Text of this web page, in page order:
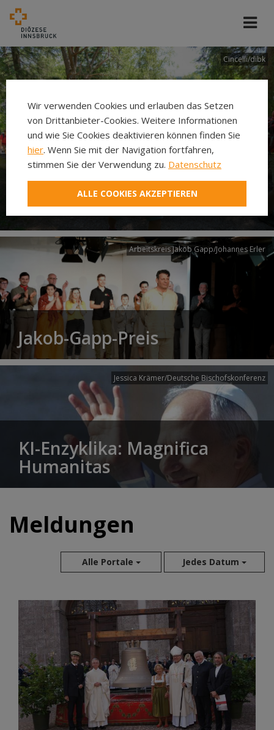
Cincelli/dibk
Neuer Pilgerweg Via
Laudato si’
Arbeitskreis Jakob Gapp/Johannes Erler
Jakob-Gapp-Preis
Jessica Krämer/Deutsche Bischofskonferenz
KI-Enzyklika: Magnifica
Humanitas
Meldungen
Alle Portale Jedes Datum
Aug 2026
Jun 2026
Mai 2026
Apr 2026
Mär 2026
Feb 2026
Jan 2026
Wir verwenden Cookies und erlauben das Setzen
von Drittanbieter-Cookies. Weitere Informationen
und wie Sie Cookies deaktivieren können finden Sie
hier. Wenn Sie mit der Navigation fortfahren,
stimmen Sie der Verwendung zu. Datenschutz
ALLE COOKIES AKZEPTIEREN